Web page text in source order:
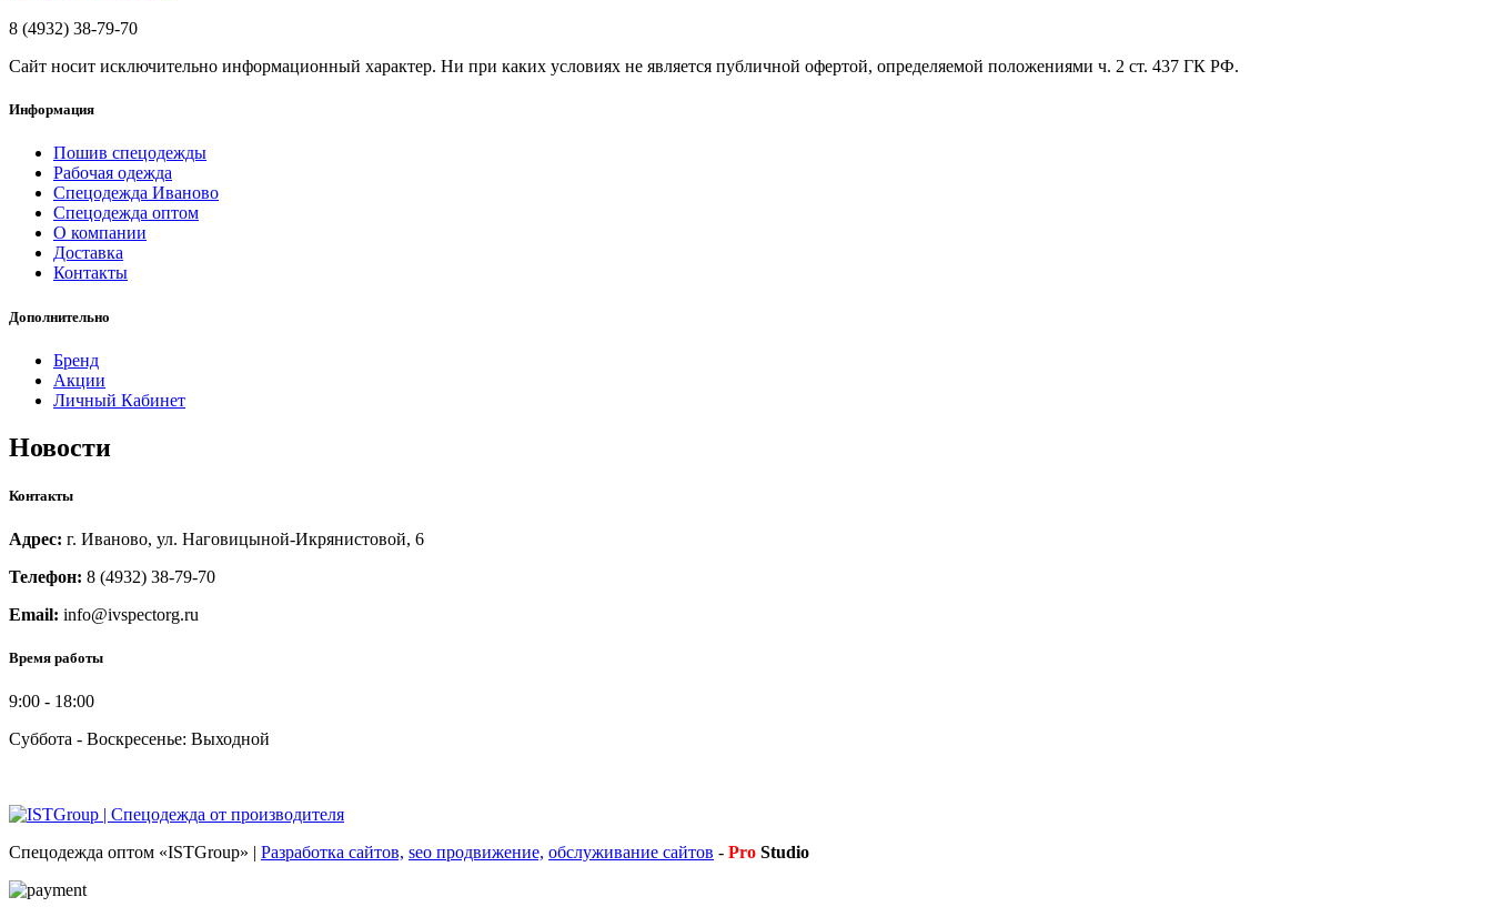
8 (4932) 38-79-70
Сайт носит исключительно информационный характер. Ни при каких условиях не является публичной офертой, определяемой положениями ч. 2 ст. 437 ГК РФ.
Информация
Пошив спецодежды
Рабочая одежда
Спецодежда Иваново
Спецодежда оптом
О компании
Доставка
Контакты
Дополнительно
Бренд
Акции
Личный Кабинет
Новости
Контакты
Адрес: г. Иваново, ул. Наговицыной-Икрянистовой, 6
Телефон: 8 (4932) 38-79-70
Email: info@ivspectorg.ru
Время работы
9:00 - 18:00
Суббота - Воскресенье: Выходной
Спецодежда оптом «ISTGroup» | Разработка сайтов, seo продвижение, обслуживание сайтов - Pro Studio